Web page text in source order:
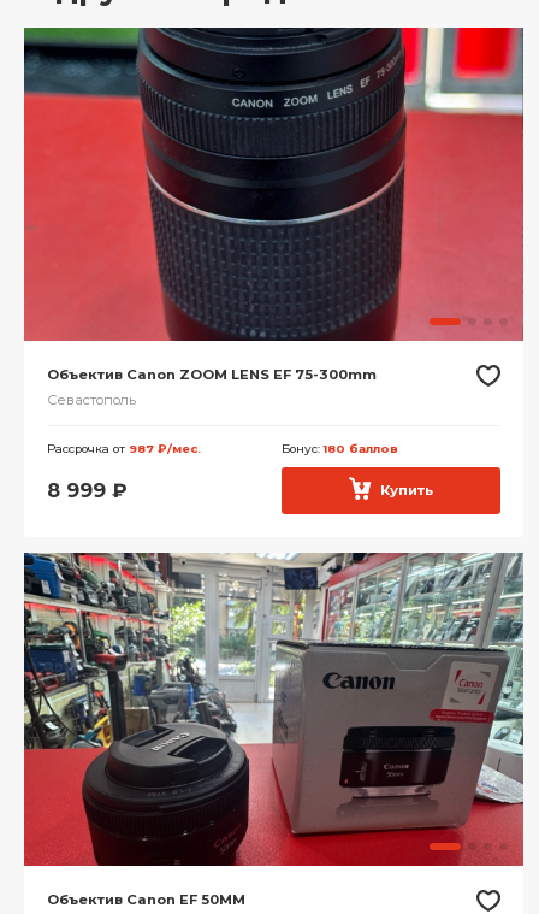
Объектив Canon ZOOM LENS EF 75-300mm
Севастополь
Рассрочка от 987 ₽/мес. Бонус:180 баллов
8 999 ₽ Купить
Объектив Canon EF 50MM